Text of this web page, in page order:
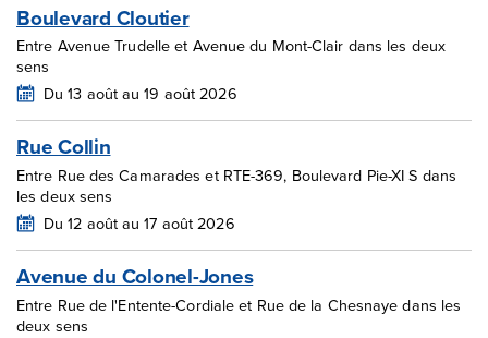
Boulevard Cloutier
Entre Avenue Trudelle et Avenue du Mont-Clair dans les deux
sens
Du 13 août au 19 août 2026
Rue Collin
Entre Rue des Camarades et RTE-369, Boulevard Pie-XI S dans
les deux sens
Du 12 août au 17 août 2026
Avenue du Colonel-Jones
Entre Rue de l'Entente-Cordiale et Rue de la Chesnaye dans les
deux sens